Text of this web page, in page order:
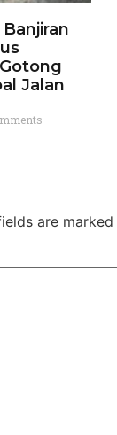
Jalan
are marked